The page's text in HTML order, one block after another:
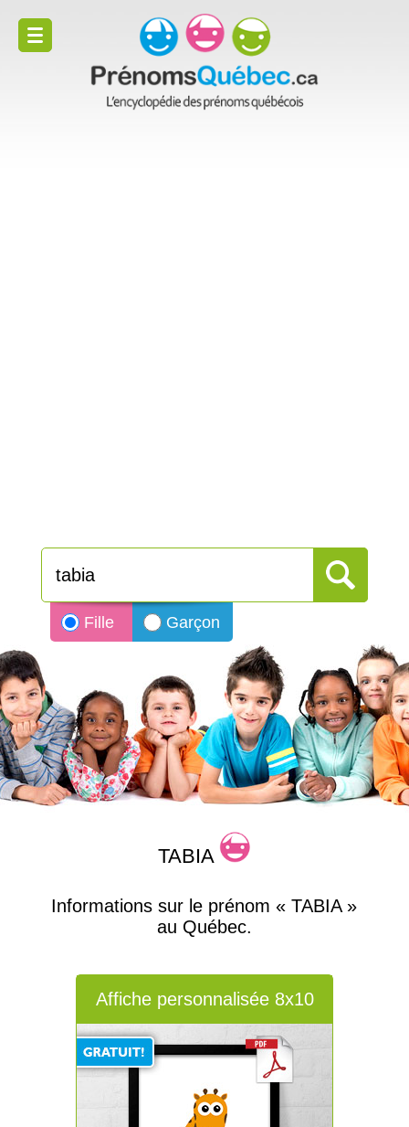
Fille Garçon
TABIA
Informations sur le prénom « TABIA »
au Québec.
Affiche personnalisée 8x10